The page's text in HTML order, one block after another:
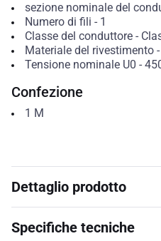
sezione nominale del
Numero di fili - 1
Classe del conduttore-
Materiale del rivestimento-
Tensione nominale U0 -
Confezione
1 M
Dettaglio prodotto
Specifiche tecniche